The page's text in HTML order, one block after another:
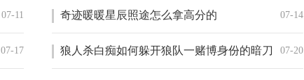
07-11 07-14
奇迹暖暖星辰照途怎么拿高分的
07-17 07-20
狼人杀白痴如何躲开狼队一赌博身份的暗刀